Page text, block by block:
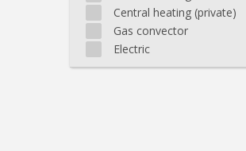
Central heating (private)
Gas convector
Electric